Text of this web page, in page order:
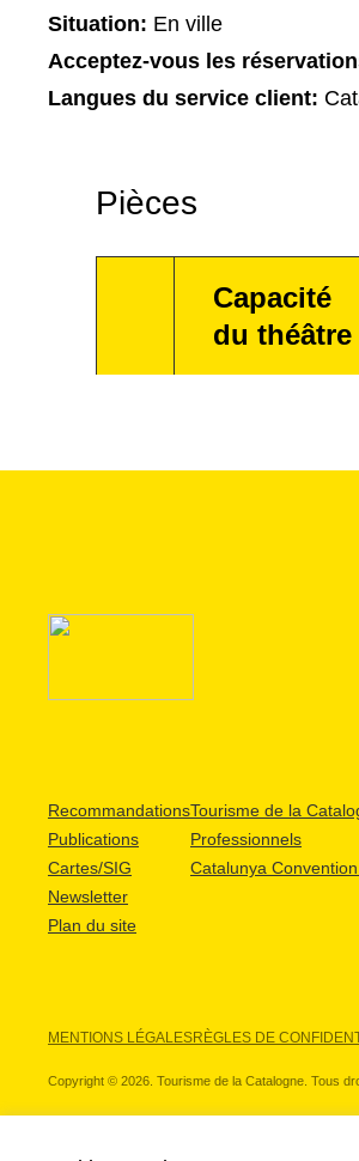
Situation: En ville
Acceptez-vous les
Langues du service client:
Pièces
Capacité
du théâtre
Recommandations
Publications
Cartes/SIG
Newsletter
Plan du site
Tourisme de la
Professionnels
Catalunya
MENTIONS LÉGALESRÈGLES DE
Copyright © 2026. Tourisme de la Catalogne. Tous